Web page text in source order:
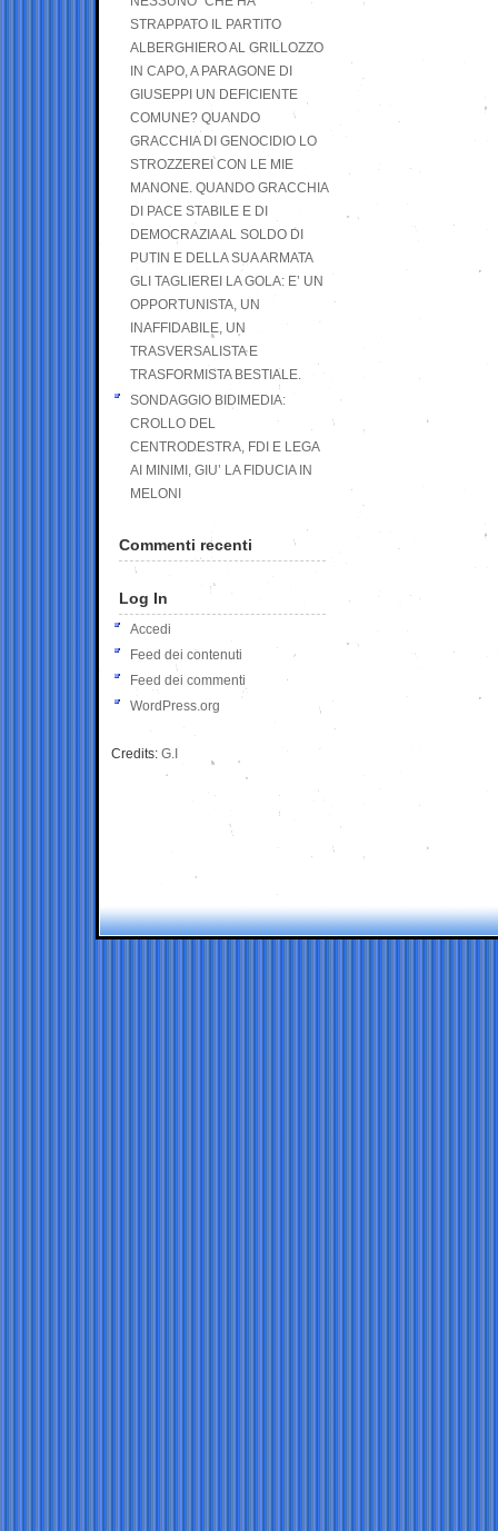
STRAPPATO IL PARTITO
ALBERGHIERO AL GRILLOZZO
IN CAPO, A PARAGONE DI
GIUSEPPI UN DEFICIENTE
COMUNE? QUANDO
GRACCHIA DI GENOCIDIO LO
STROZZEREI CON LE MIE
MANONE. QUANDO GRACCHIA
DI PACE STABILE E DI
DEMOCRAZIA AL SOLDO DI
PUTIN E DELLA SUA ARMATA
GLI TAGLIEREI LA GOLA: E’ UN
OPPORTUNISTA, UN
INAFFIDABILE, UN
TRASVERSALISTA E
TRASFORMISTA BESTIALE.
SONDAGGIO BIDIMEDIA:
CROLLO DEL
CENTRODESTRA, FDI E LEGA
AI MINIMI, GIU’ LA FIDUCIA IN
MELONI
Commenti recenti
Log In
Accedi
Feed dei contenuti
Feed dei commenti
WordPress.org
Credits: G.I